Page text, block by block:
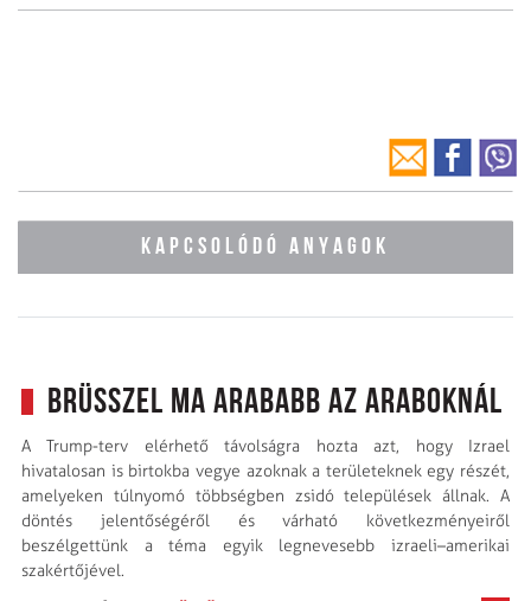
KAPCSOLÓDÓ ANYAGOK
Brüsszel ma arababb az araboknál
A Trump-terv elérhető távolságra hozta azt, hogy Izrael
hivatalosan is birtokba vegye azoknak a területeknek egy részét,
amelyeken túlnyomó többségben zsidó települések állnak. A
döntés jelentőségéről és várható következményeiről
beszélgettünk a téma egyik legnevesebb izraeli–amerikai
szakértőjével.